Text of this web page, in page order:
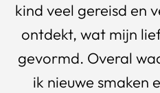
kind veel gereisd en
ontdekt, wat mijn
gevormd. Overal
ik nieuwe smaken